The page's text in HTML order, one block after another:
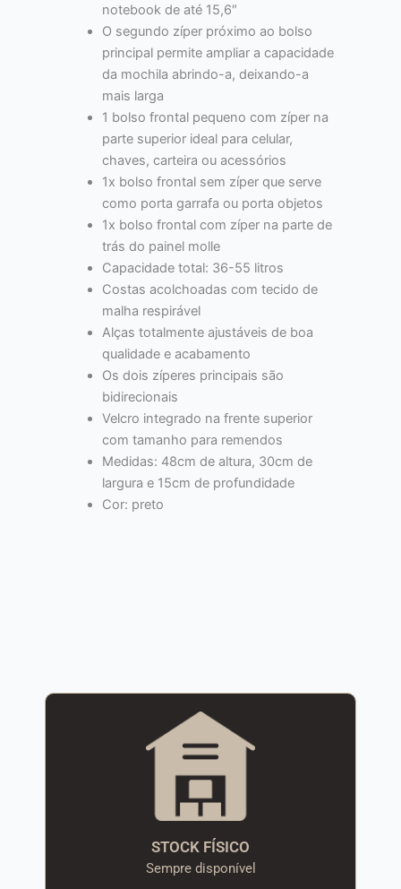
notebook de até 15,6″
O segundo zíper próximo ao bolso
principal permite ampliar a capacidade
da mochila abrindo-a, deixando-a
mais larga
1 bolso frontal pequeno com zíper na
parte superior ideal para celular,
chaves, carteira ou acessórios
1x bolso frontal sem zíper que serve
como porta garrafa ou porta objetos
1x bolso frontal com zíper na parte de
trás do painel molle
Capacidade total: 36-55 litros
Costas acolchoadas com tecido de
malha respirável
Alças totalmente ajustáveis ​​de boa
qualidade e acabamento
Os dois zíperes principais são
bidirecionais
Velcro integrado na frente superior
com tamanho para remendos
Medidas: 48cm de altura, 30cm de
largura e 15cm de profundidade
Cor: preto
STOCK FÍSICO
Sempre disponível